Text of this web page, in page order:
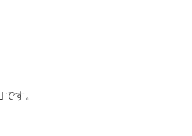
す。